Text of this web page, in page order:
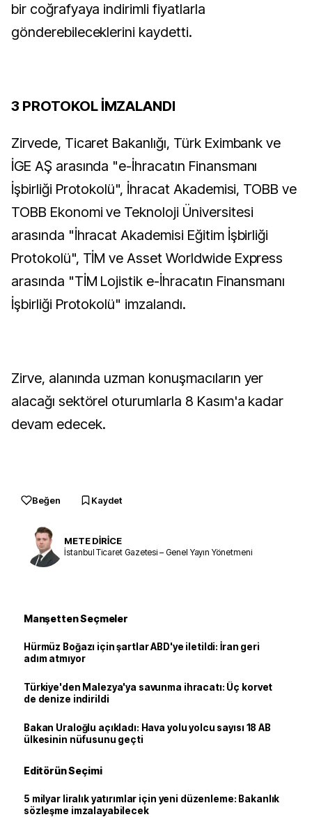
bir coğrafyaya indirimli fiyatlarla
gönderebileceklerini kaydetti.
3 PROTOKOL İMZALANDI
Zirvede, Ticaret Bakanlığı, Türk Eximbank ve
İGE AŞ arasında "e-İhracatın Finansmanı
İşbirliği Protokolü", İhracat Akademisi, TOBB ve
TOBB Ekonomi ve Teknoloji Üniversitesi
arasında "İhracat Akademisi Eğitim İşbirliği
Protokolü", TİM ve Asset Worldwide Express
arasında "TİM Lojistik e-İhracatın Finansmanı
İşbirliği Protokolü" imzalandı.
Zirve, alanında uzman konuşmacıların yer
alacağı sektörel oturumlarla 8 Kasım'a kadar
devam edecek.
Beğen Kaydet
METE DİRİCE
İstanbul Ticaret Gazetesi – Genel Yayın Yönetmeni
Manşetten Seçmeler
Hürmüz Boğazı için şartlar ABD'ye iletildi: İran geri
adım atmıyor
Türkiye'den Malezya'ya savunma ihracatı: Üç korvet
de denize indirildi
Bakan Uraloğlu açıkladı: Hava yolu yolcu sayısı 18 AB
ülkesinin nüfusunu geçti
Editörün Seçimi
5 milyar liralık yatırımlar için yeni düzenleme: Bakanlık
sözleşme imzalayabilecek